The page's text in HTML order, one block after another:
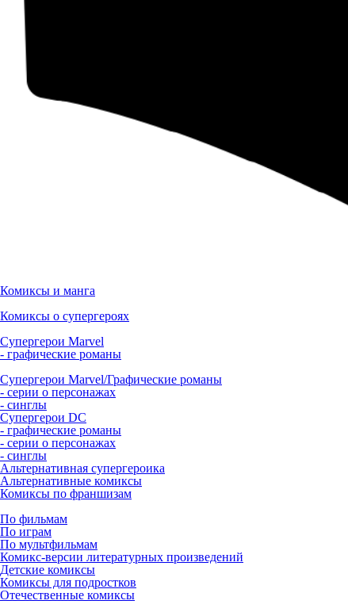
Комиксы и манга
Комиксы о супергероях
Супергерои Marvel
- графические романы
Супергерои Marvel/Графические романы
- серии о персонажах
- синглы
Супергерои DC
- графические романы
- серии о персонажах
- синглы
Альтернативная супергероика
Альтернативные комиксы
Комиксы по франшизам
По фильмам
По играм
По мультфильмам
Комикс-версии литературных произведений
Детские комиксы
Комиксы для подростков
Отечественные комиксы